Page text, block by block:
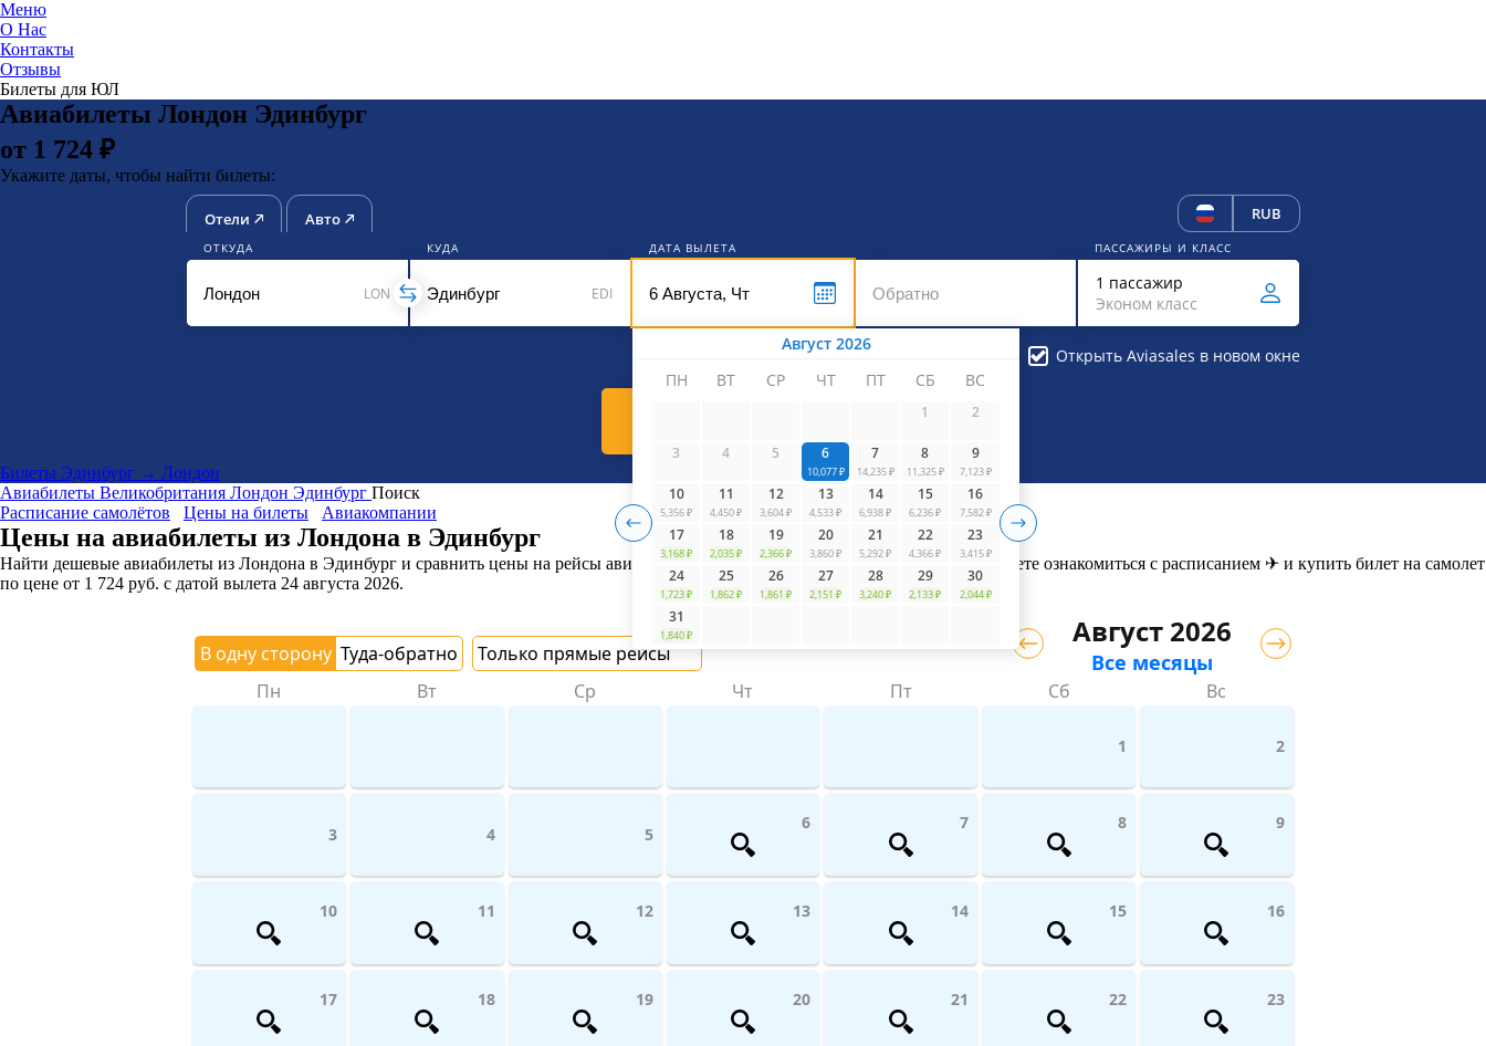
ЮниТикет
Меню
О Нас
Контакты
Отзывы
Билеты для ЮЛ
Авиабилеты Лондон Эдинбург
от 1 724 ₽
Укажите даты, чтобы найти билеты:
Отели Авто RUB
ОТКУДА
LON
КУДА
EDI
ДАТА ВЫЛЕТА
Август 2026
ПН
ВТ СР ЧТ ПТ СБ ВС
1 2
3 4 5 6
10,077 ₽
7
14,235 ₽
8
11,325 ₽
9
7,123 ₽
10
5,356 ₽
11
4,450 ₽
12
3,604 ₽
13
4,533 ₽
14
6,938 ₽
15
6,236 ₽
16
7,582 ₽
17
3,168 ₽
18
2,035 ₽
19
2,366 ₽
20
3,860 ₽
21
5,292 ₽
22
4,366 ₽
23
3,415 ₽
24
1,723 ₽
25
1,862 ₽
26
1,861 ₽
27
2,151 ₽
28
3,240 ₽
29
2,133 ₽
30
2,044 ₽
31
1,840 ₽
ПАССАЖИРЫ И КЛАСС
1 пассажир
Эконом класс
Открыть Aviasales в новом окне
Билеты Эдинбург → Лондон
Авиабилеты Великобритания Лондон Эдинбург Поиск
Расписание самолётов
Цены на билеты Авиакомпании
Цены на авиабилеты из Лондона в Эдинбург
Найти дешевые авиабилеты из Лондона в Эдинбург и сравнить цены на рейсы авиакомпаний поможет UniTicket.ru. На сайте вы можете ознакомиться с расписанием ✈ и купить билет на самолет
по цене от 1 724 руб. с датой вылета 24 августа 2026.
В одну сторону Туда-обратно Только прямые рейсы
Август 2026
Все месяцы
Пн Вт Ср Чт Пт Сб Вс
1 2
3 4 5
6 7 8 9
10 11 12 13 14 15 16
17 18 19 20 21 22 23